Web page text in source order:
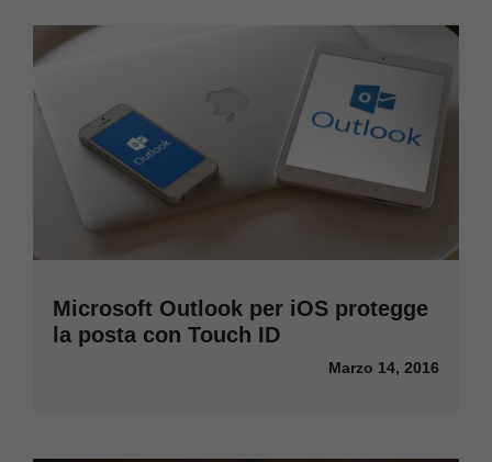
Microsoft Outlook per iOS protegge
la posta con Touch ID
Marzo 14, 2016